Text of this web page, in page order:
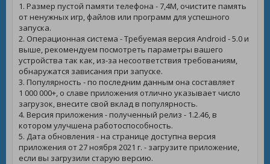
1. Размер пустой памяти телефона - 7,4M, очистите память
от ненужных игр, файлов или программ для успешного
запуска.
2. Операционная система - Требуемая версия Android - 5.0 и
выше, рекомендуем посмотреть параметры вашего
устройства так как, из-за несоответствия требованиям,
обнаружатся зависания при запуске.
3. Популярность - по последним данным она составляет
1 000 000+, о славе приложения отлично указывает число
загрузок, внесите свой вклад в популярность.
4. Версия приложения - полученный релиз - 1.2.46, в
котором улучшена работоспособность.
5. Дата обновления - на странице доступна версия
приложения от 27 ноября 2021 г. - загрузите приложение,
если вы загрузили старую версию.